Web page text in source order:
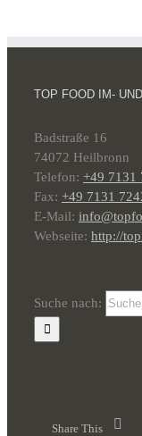
TOP FOOD IM-
Badstraße 16
74072 Heilbronn
Telefon: +49 7131
Fax: +49 7131
E-Mail:
Webseite: http://
Suche nach:
Share This